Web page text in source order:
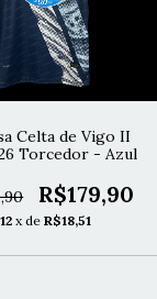
Celta de Vigo II
Torcedor - Azul
R$179,90
12 x deR$18,51